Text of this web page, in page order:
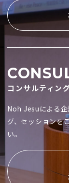
コンサルティン
Noh Jesuによる企
グ、セッションを
い。